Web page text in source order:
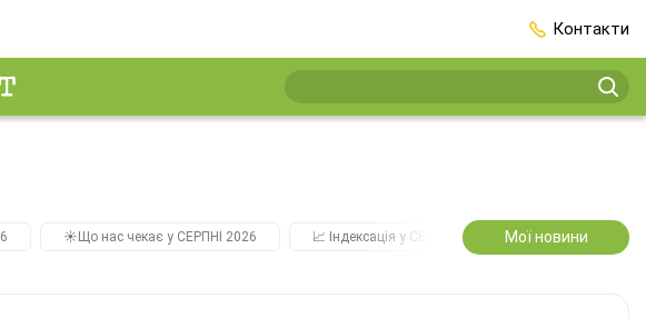
Контакти
☀️Що нас чекає у СЕРПНІ 2026 📈 Індексація у СЕРПНІ 2️⃣0️⃣2️⃣7️⃣ Усі
Мої новини